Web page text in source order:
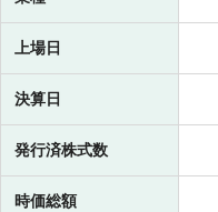
上場日
決算日
発行済株式数
時価総額